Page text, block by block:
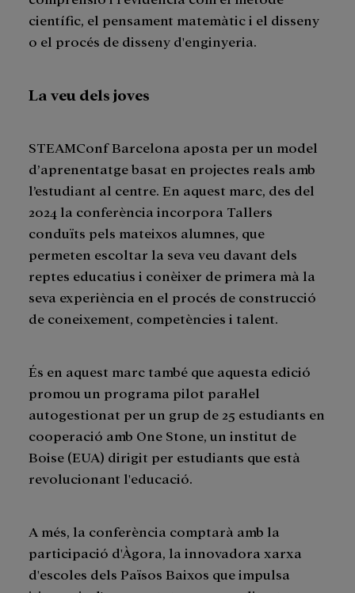
científic, el pensament matemàtic i el disseny
o el procés de disseny d'enginyeria.
La veu dels joves
STEAMConf Barcelona aposta per un model
d’aprenentatge basat en projectes reals amb
l’estudiant al centre. En aquest marc, des del
2024 la conferència incorpora Tallers
conduïts pels mateixos alumnes, que
permeten escoltar la seva veu davant dels
reptes educatius i conèixer de primera mà la
seva experiència en el procés de construcció
de coneixement, competències i talent.
És en aquest marc també que aquesta edició
promou un programa pilot paral·lel
autogestionat per un grup de 25 estudiants en
cooperació amb One Stone, un institut de
Boise (EUA) dirigit per estudiants que està
revolucionant l'educació.
A més, la conferència comptarà amb la
participació d'Àgora, la innovadora xarxa
d'escoles dels Països Baixos que impulsa